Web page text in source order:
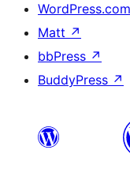
WordPress.com
Matt ↗
bbPress ↗
BuddyPress ↗